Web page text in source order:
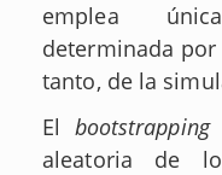
emplea
determinada
tanto, de la
El bootstrapping
aleatoria de